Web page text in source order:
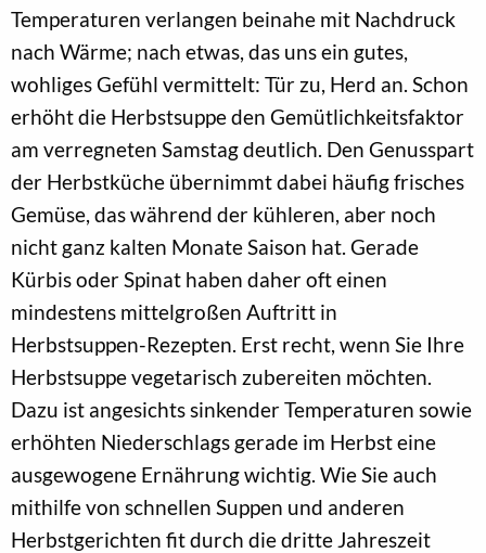
Temperaturen verlangen beinahe mit Nachdruck
nach Wärme; nach etwas, das uns ein gutes,
wohliges Gefühl vermittelt: Tür zu, Herd an. Schon
erhöht die Herbstsuppe den Gemütlichkeitsfaktor
am verregneten Samstag deutlich. Den Genusspart
der Herbstküche übernimmt dabei häufig frisches
Gemüse, das während der kühleren, aber noch
nicht ganz kalten Monate Saison hat. Gerade
Kürbis oder Spinat haben daher oft einen
mindestens mittelgroßen Auftritt in
Herbstsuppen-Rezepten. Erst recht, wenn Sie Ihre
Herbstsuppe vegetarisch zubereiten möchten.
Dazu ist angesichts sinkender Temperaturen sowie
erhöhten Niederschlags gerade im Herbst eine
ausgewogene Ernährung wichtig. Wie Sie auch
mithilfe von schnellen Suppen und anderen
Herbstgerichten fit durch die dritte Jahreszeit